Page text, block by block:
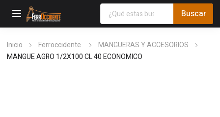
Inicio Ferroccidente
MANGUERAS Y ACCESORIOS
MANGUE AGRO 1/2X100 CL 40 ECONOMICO